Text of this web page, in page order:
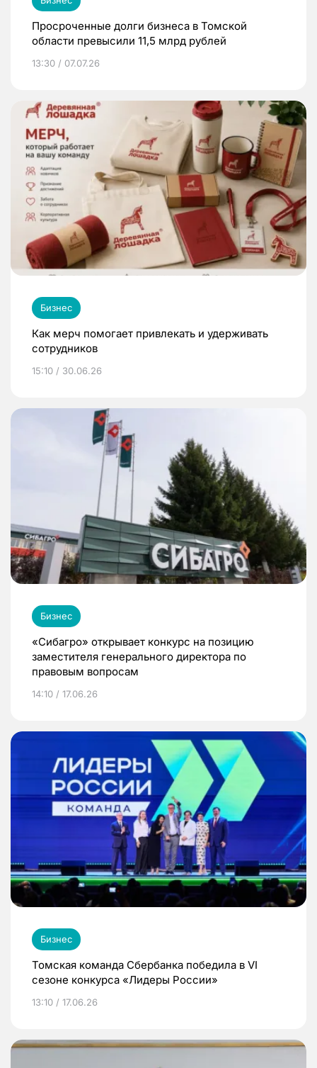
Просроченные долги бизнеса в Томской
области превысили 11,5 млрд рублей
13:30 / 07.07.26
Бизнес
Как мерч помогает привлекать и удерживать
сотрудников
15:10 / 30.06.26
Бизнес
«Сибагро» открывает конкурс на позицию
заместителя генерального директора по
правовым вопросам
14:10 / 17.06.26
Бизнес
Томская команда Сбербанка победила в VI
сезоне конкурса «Лидеры России»
13:10 / 17.06.26